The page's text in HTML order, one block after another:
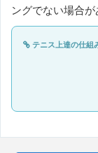
ングでない場合が
テニス上達の仕組